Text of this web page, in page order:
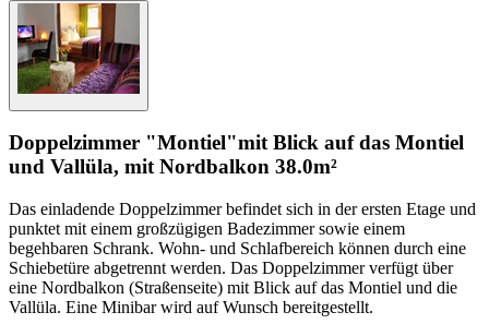
Doppelzimmer "Montiel"mit Blick auf das Montiel
und Vallüla, mit Nordbalkon 38.0m²
Das einladende Doppelzimmer befindet sich in der ersten Etage und
punktet mit einem großzügigen Badezimmer sowie einem
begehbaren Schrank. Wohn- und Schlafbereich können durch eine
Schiebetüre abgetrennt werden. Das Doppelzimmer verfügt über
eine Nordbalkon (Straßenseite) mit Blick auf das Montiel und die
Vallüla. Eine Minibar wird auf Wunsch bereitgestellt.